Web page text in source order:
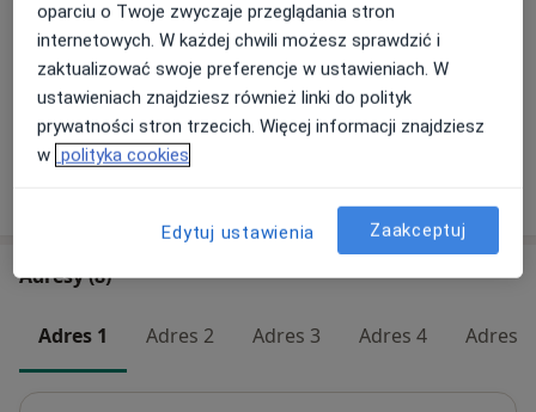
Badania tarczycy
Szczegóły
+ 4 usługi
Adresy (8)
Adres 1 Adres 2 Adres 3 Adres 4 Adres 5
oparciu o Twoje zwyczaje przeglądania stron
internetowych. W każdej chwili możesz sprawdzić i
zaktualizować swoje preferencje w ustawieniach. W
ustawieniach znajdziesz również linki do polityk
prywatności stron trzecich. Więcej informacji znajdziesz
w polityka cookies
Edytuj ustawienia Zaakceptuj